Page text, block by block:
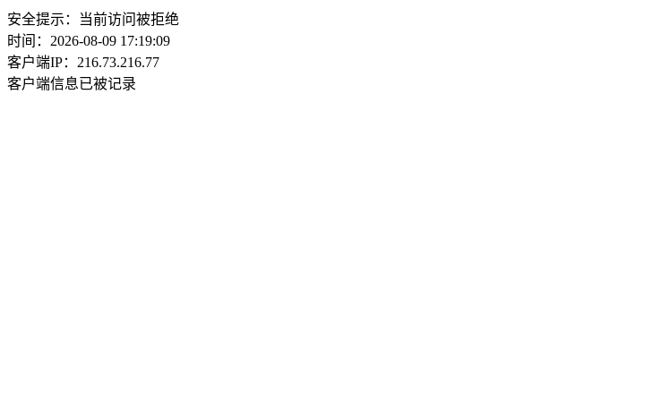
安全提示：当前访问被拒绝
时间：2026-08-09 17:19:09
客户端IP：216.73.216.77
客户端信息已被记录